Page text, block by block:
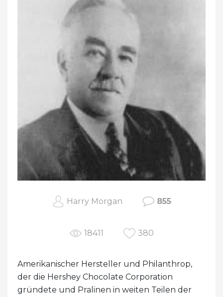
Harry Morgan 855
18411 380
Amerikanischer Hersteller und Philanthrop,
der die Hershey Chocolate Corporation
gründete und Pralinen in weiten Teilen der